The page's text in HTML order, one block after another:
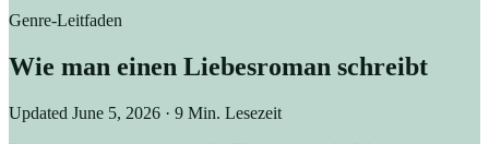
Genre-Leitfaden
Wie man einen Liebesroman schreibt
Updated June 5, 2026 · 9 Min. Lesezeit